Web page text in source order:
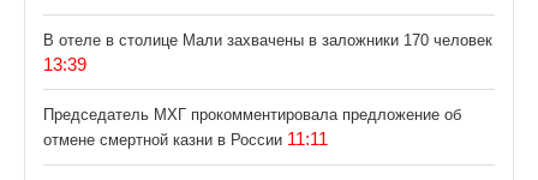
В отеле в столице Мали захвачены в заложники 170 человек
13:39
Председатель МХГ прокомментировала предложение об
отмене смертной казни в России 11:11